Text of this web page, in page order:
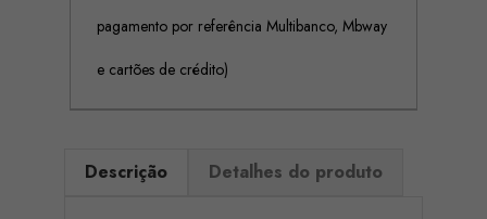
pagamento por referência Multibanco, Mbway
e cartões de crédito)
Descrição Detalhes do produto